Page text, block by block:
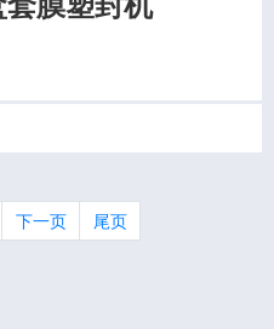
下一页 尾页